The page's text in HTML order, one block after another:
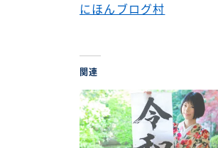
にほんブログ村
関連